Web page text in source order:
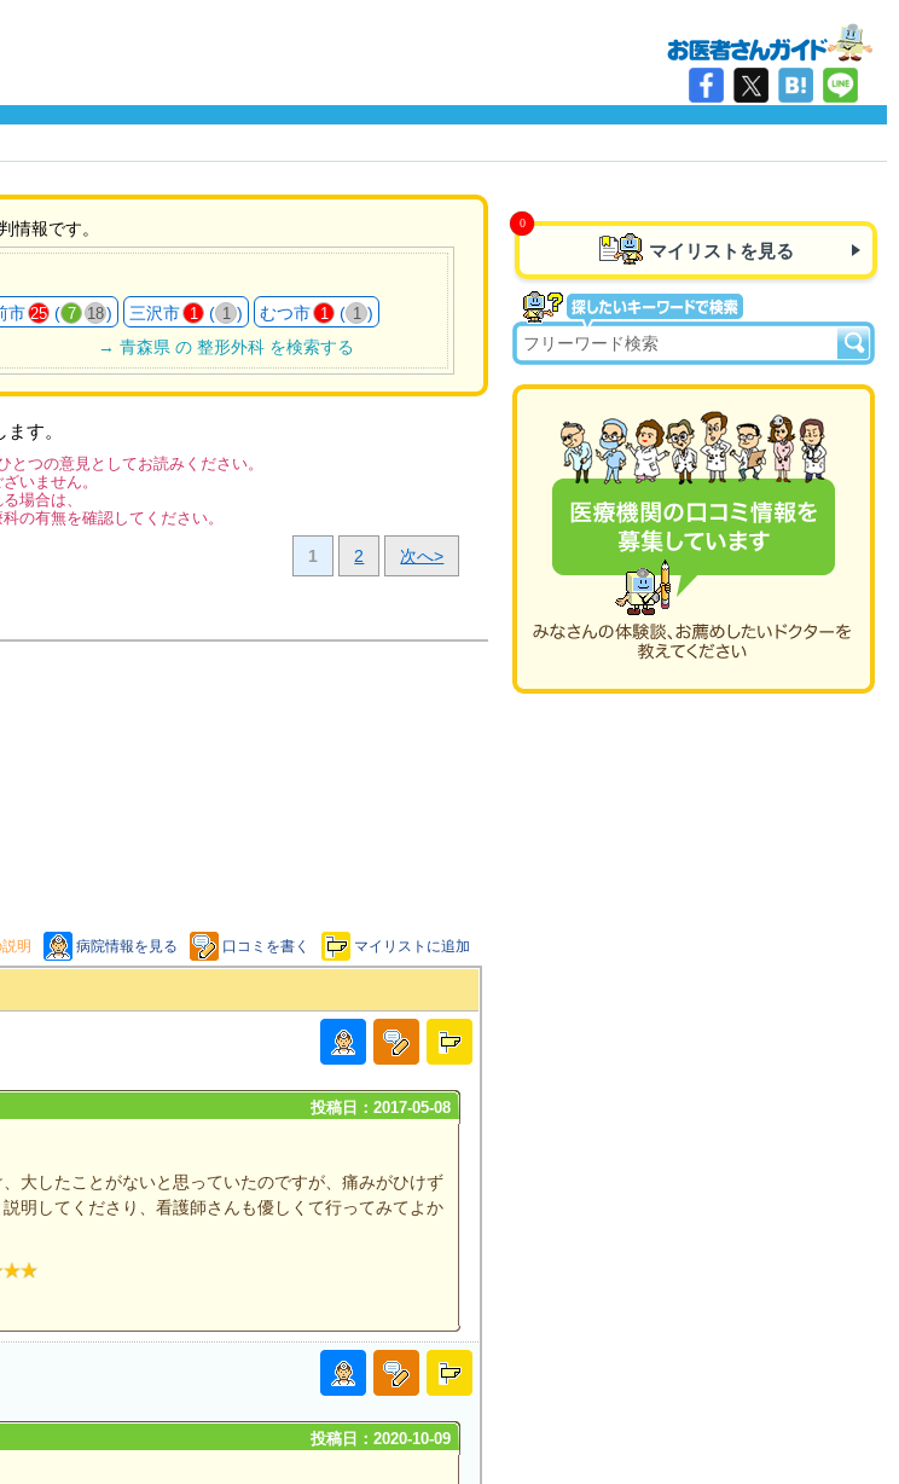
情報です。
市 25 ( 7 18) 三沢市 1 ( 1 ) むつ市 1 ( 1 )
→ 青森県 の 整形外科 を検索する
す。
つの意見としてお読みください。
いません。
場合は、
の有無を確認してください。
1 2 次へ>
明 病院情報を見る 口コミを書く マイリストに追加
投稿日：2017-05-08
大したことがないと思っていたのですが、痛みがひけず
明してくださり、看護師さんも優しくて行ってみてよか
投稿日：2020-10-09
マイリストを見る